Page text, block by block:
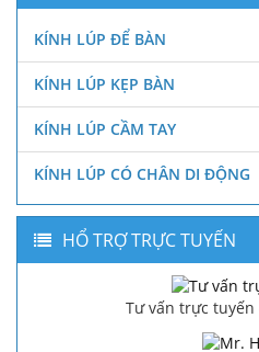
KÍNH LÚP ĐỂ BÀN
KÍNH LÚP KẸP BÀN
KÍNH LÚP CẦM TAY
KÍNH LÚP CÓ CHÂN DI ĐỘNG
HỔ TRỢ TRỰC TUYẾN
Tư vấn trực tuyến